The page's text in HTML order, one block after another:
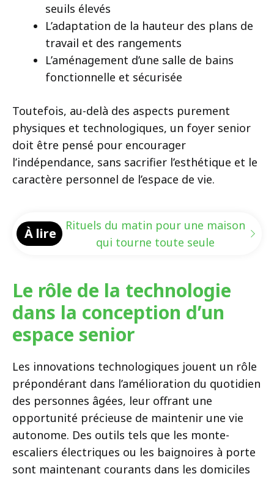
seuils élevés
L’adaptation de la hauteur des plans de
travail et des rangements
L’aménagement d’une salle de bains
fonctionnelle et sécurisée
Toutefois, au-delà des aspects purement
physiques et technologiques, un foyer senior
doit être pensé pour encourager
l’indépendance, sans sacrifier l’esthétique et le
caractère personnel de l’espace de vie.
À lire
Rituels du matin pour une maison
qui tourne toute seule
Le rôle de la technologie
dans la conception d’un
espace senior
Les innovations technologiques jouent un rôle
prépondérant dans l’amélioration du quotidien
des personnes âgées, leur offrant une
opportunité précieuse de maintenir une vie
autonome. Des outils tels que les monte-
escaliers électriques ou les baignoires à porte
sont maintenant courants dans les domiciles